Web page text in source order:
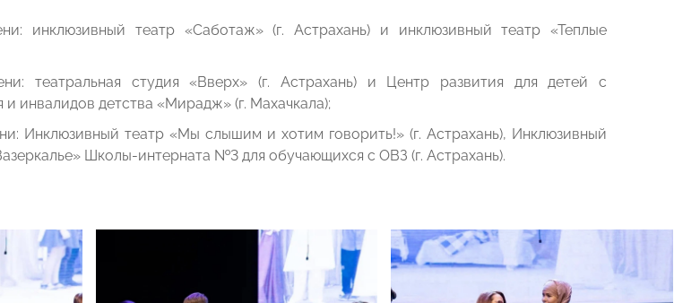
инклюзивный театр «Саботаж» (г. Астрахань) и инклюзивный театр «Теплые
театральная студия «Вверх» (г. Астрахань) и Центр развития для детей с
инвалидов детства «Мирадж» (г. Махачкала);
Инклюзивный театр «Мы слышим и хотим говорить!» (г. Астрахань), Инклюзивный
Школы-интерната №3 для обучающихся с ОВЗ (г. Астрахань).